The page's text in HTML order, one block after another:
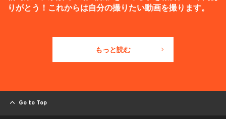
りがとう！これからは自分の撮りたい動画を撮ります。
もっと読む
Go to Top